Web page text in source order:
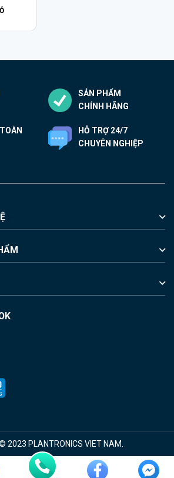
SẢN PHẨM
CHÍNH HÃNG
HỖ TRỢ 24/7
CHUYÊN NGHIỆP
2023 PLANTRONICS VIET NAM.